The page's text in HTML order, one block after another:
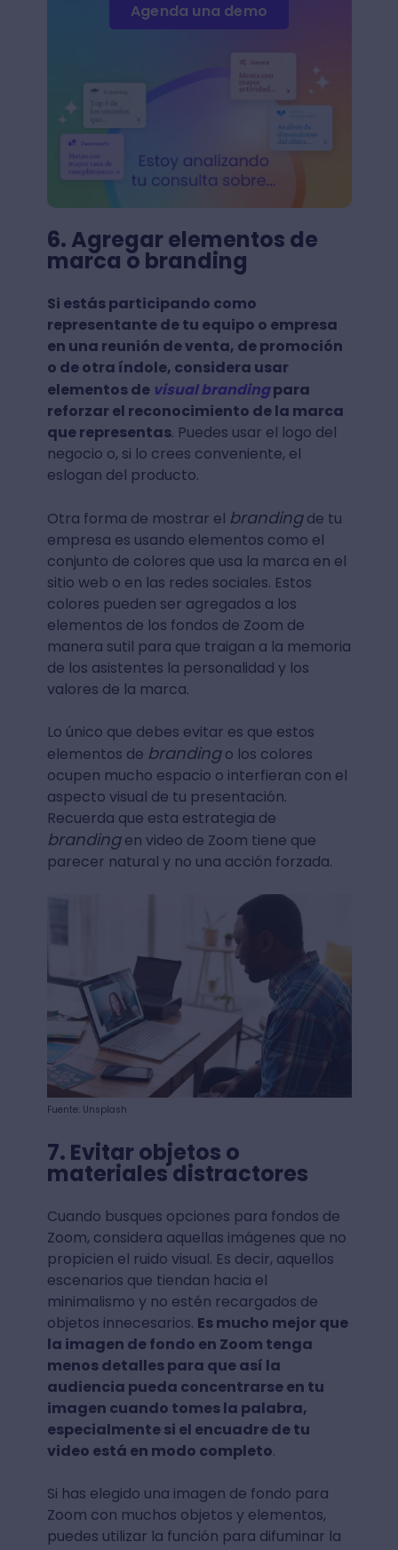
Agenda una demo
6. Agregar elementos de
marca o branding
Si estás participando como
representante de tu equipo o empresa
en una reunión de venta, de promoción
o de otra índole, considera usar
elementos de visual brandingpara
reforzar el reconocimiento de la marca
que representas. Puedes usar el logo del
negocio o, si lo crees conveniente, el
eslogan del producto.
Otra forma de mostrar el brandingde tu
empresa es usando elementos como el
conjunto de colores que usa la marca en el
sitio web o en las redes sociales. Estos
colores pueden ser agregados a los
elementos de los fondos de Zoom de
manera sutil para que traigan a la memoria
de los asistentes la personalidad y los
valores de la marca.
Lo único que debes evitar es que estos
elementos de brandingo los colores
ocupen mucho espacio o interfieran con el
aspecto visual de tu presentación.
Recuerda que esta estrategia de
brandingen video de Zoom tiene que
parecer natural y no una acción forzada.
Fuente: Unsplash
7. Evitar objetos o
materiales distractores
Cuando busques opciones para fondos de
Zoom, considera aquellas imágenes que no
propicien el ruido visual. Es decir, aquellos
escenarios que tiendan hacia el
minimalismo y no estén recargados de
objetos innecesarios. Es mucho mejor que
la imagen de fondo en Zoom tenga
menos detalles para que así la
audiencia pueda concentrarse en tu
imagen cuando tomes la palabra,
especialmente si el encuadre de tu
video está en modo completo.
Si has elegido una imagen de fondo para
Zoom con muchos objetos y elementos,
puedes utilizar la función para difuminar la